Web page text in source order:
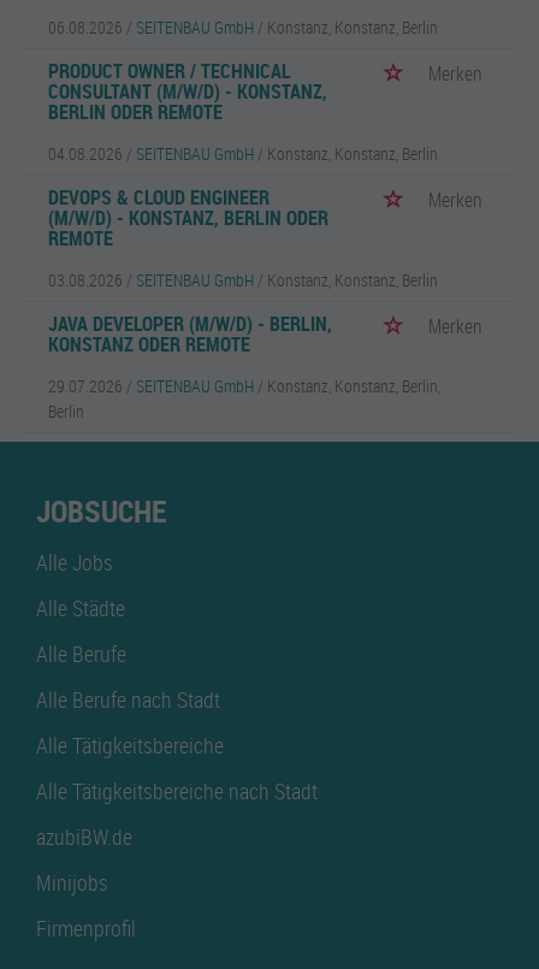
06.08.2026 / SEITENBAU GmbH / Konstanz, Konstanz, Berlin
PRODUCT OWNER / TECHNICAL
CONSULTANT (M/W/D) - KONSTANZ,
BERLIN ODER REMOTE
Merken
04.08.2026 / SEITENBAU GmbH / Konstanz, Konstanz, Berlin
DEVOPS & CLOUD ENGINEER
(M/W/D) - KONSTANZ, BERLIN ODER
REMOTE
Merken
03.08.2026 / SEITENBAU GmbH / Konstanz, Konstanz, Berlin
JAVA DEVELOPER (M/W/D) - BERLIN,
KONSTANZ ODER REMOTE
Merken
29.07.2026 / SEITENBAU GmbH / Konstanz, Konstanz, Berlin,
Berlin
JOBSUCHE
Alle Jobs
Alle Städte
Alle Berufe
Alle Berufe nach Stadt
Alle Tätigkeitsbereiche
Alle Tätigkeitsbereiche nach Stadt
azubiBW.de
Minijobs
Firmenprofil